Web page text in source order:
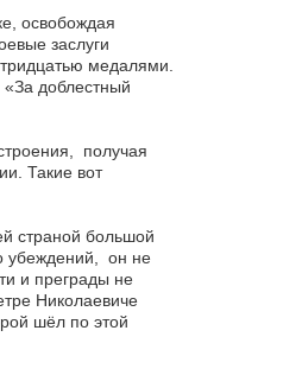
освобождая
заслуги
медалями.
доблестный
получая
Такие вот
страной большой
убеждений, он не
и преграды не
Николаевиче
шёл по этой